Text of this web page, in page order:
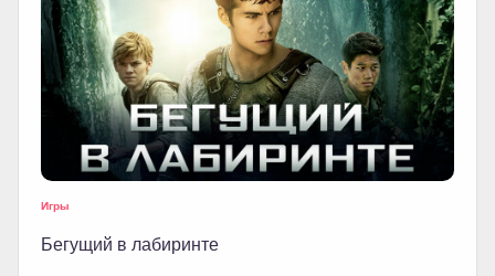
Игры
Бегущий в лабиринте